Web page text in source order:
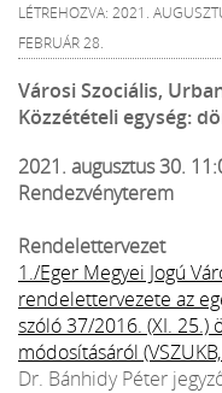
LÉTREHOZVA: 2021.
FEBRUÁR 28.
Városi Szociális,
Közzétételi egység:
2021. augusztus 30.
Rendezvényterem
Rendelettervezet
1./Eger Megyei Jogú
rendelettervezete az
szóló 37/2016. (XI.
módosításáról (VSZUKB,
Dr. Bánhidy Péter